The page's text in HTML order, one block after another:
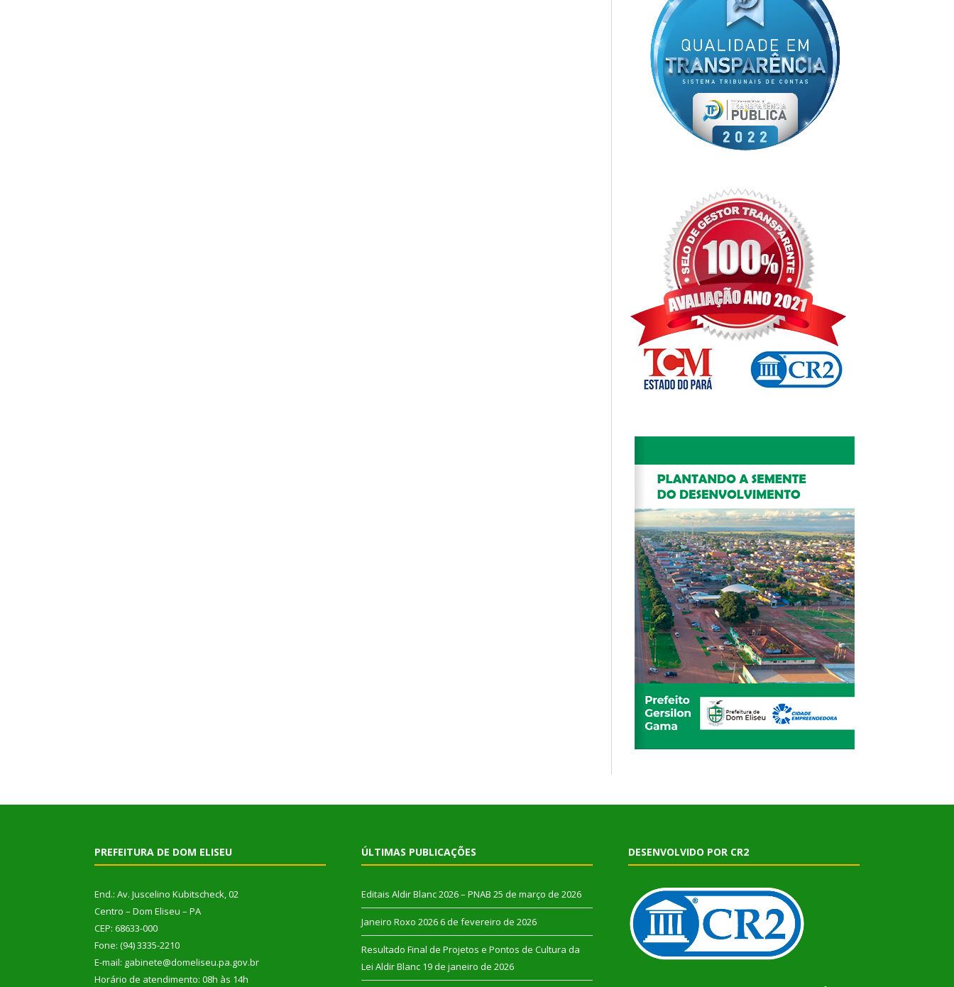
PREFEITURA DE DOM ELISEU
End.: Av. Juscelino Kubitscheck, 02
Centro – Dom Eliseu – PA
CEP: 68633-000
Fone: (94) 3335-2210
E-mail: gabinete@domeliseu.pa.gov.br
Horário de atendimento: 08h às 14h
ÚLTIMAS PUBLICAÇÕES
Editais Aldir Blanc 2026 – PNAB 25 de março de 2026
Janeiro Roxo 2026 6 de fevereiro de 2026
Resultado Final de Projetos e Pontos de Cultura da
Lei Aldir Blanc 19 de janeiro de 2026
DESENVOLVIDO POR CR2